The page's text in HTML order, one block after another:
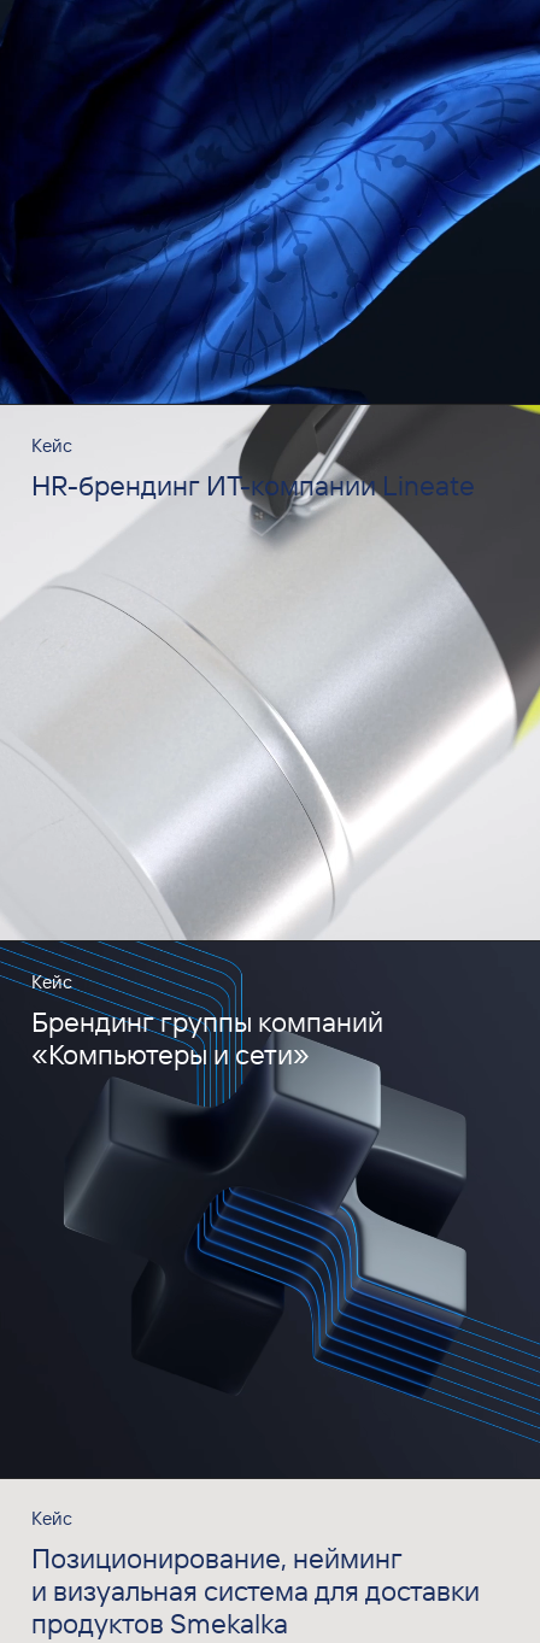
Кейс
HR-брендинг ИТ-компании Lineate
Кейс
Брендинг группы компаний
«Компьютеры и сети»
Кейс
Позиционирование, нейминг
и визуальная система для доставки
продуктов Smekalka